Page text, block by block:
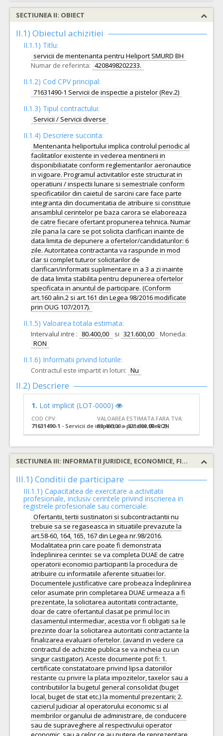
SECTIUNEA II: OBIECT
II.1) Obiectul achizitiei
II.1.1) Titlu:
servicii de mentenanta pentru Heliport SMURD BH
Numar de referinta: 4208498202233.
II.1.2) Cod CPV principal:
71631490-1 Servicii de inspectie a pistelor (Rev.2)
II.1.3) Tipul contractului:
Servicii / Servicii diverse
II.1.4) Descriere succinta:
Mentenanta heliportului implica controlul periodic al
facilitatilor existente in vederea mentinerii in
disponibiliatate conform reglementarilor aeronautice
in vigoare. Programul activitatilor este structurat in
operatiuni / inspectii lunare si semestriale conform
specificatiilor din caietul de sarcini care face parte
integranta din documentatia de atribuire si constituie
ansamblul cerintelor pe baza carora se elaboreaza
de catre fiecare ofertant propunerea tehnica. Numar
zile pana la care se pot solicita clarificari inainte de
data limita de depunere a ofertelor/candidaturilor: 6
zile. Autoritatea contractanta va raspunde in mod
clar si complet tuturor solicitarilor de
clarificari/informatii suplimentare in a 3 a zi inainte
de data limita stabilita pentru depunerea ofertelor
specificata in anuntul de participare. (Conform
art.160 alin.2 si art.161 din Legea 98/2016 modificate
prin OUG 107/2017).
II.1.5) Valoarea totala estimata:
Intervalul intre : 80.400,00 si 321.600,00
Moneda:
RON
II.1.6) Informatii privind loturile:
Contractul este impartit in loturi: Nu
II.2) Descriere
1. Lot implicit (LOT-0000)
COD CPV:
71631490-1 - Servicii de inspectie a pistelor (Rev.2)
VALOAREA ESTIMATA FARA TVA:
80.400,00 - 321.600,00 RON
SECTIUNEA III: INFORMATII JURIDICE, ECONOMICE, FINANCIARE SI TEHNICE
III.1) Conditii de participare
III.1.1) Capacitatea de exercitare a activitatii
profesionale, inclusiv cerintele privind inscrierea in
registrele profesionale sau comerciale:
Ofertantii, tertii sustinatori si subcontractantii nu
trebuie sa se regaseasca in situatiile prevazute la
art.58-60, 164, 165, 167 din Legea nr.98/2016.
Modalitatea prin care poate fi demonstrata
îndeplinirea cerintei: se va completa DUAE de catre
operatorii economici participanti la procedura de
atribuire cu informatiile aferente situatiei lor.
Documentele justificative care probeaza îndeplinirea
celor asumate prin completarea DUAE urmeaza a fi
prezentate, la solicitarea autoritatii contractante,
doar de catre ofertantul clasat pe primul loc in
clasamentul intermediar, acestia vor fi obligati sa le
prezinte doar la solicitarea autoritatii contractante la
finalizarea evaluarii ofertelor. (avand in vedere ca
contractul de achizitie publica se va incheia cu un
singur castigator). Aceste documente pot fi: 1.
certificate constatatoare privind lipsa datoriilor
restante cu privire la plata impozitelor, taxelor sau a
contributiilor la bugetul general consolidat (buget
local, buget de stat etc.) la momentul prezentarii; 2.
cazierul judiciar al operatorului economic si al
membrilor organului de administrare, de conducere
sau de supraveghere al respectivului operator